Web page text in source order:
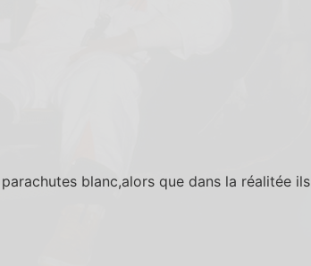
blanc,alors que dans la réalitée ils